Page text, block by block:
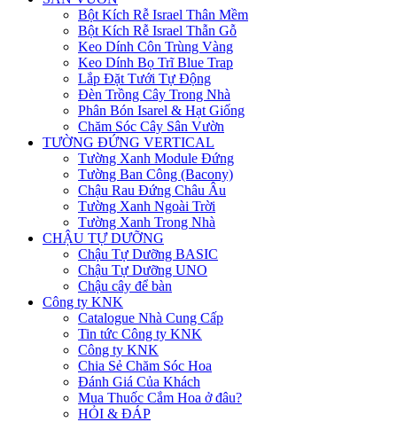
Bột Kích Rễ Israel Thân Mềm
Bột Kích Rễ Israel Thẫn Gỗ
Keo Dính Côn Trùng Vàng
Keo Dính Bọ Trĩ Blue Trap
Lắp Đặt Tưới Tự Động
Đèn Trồng Cây Trong Nhà
Phân Bón Isarel & Hạt Giống
Chăm Sóc Cây Sân Vườn
TƯỜNG ĐỨNG VERTICAL
Tường Xanh Module Đứng
Tường Ban Công (Bacony)
Chậu Rau Đứng Châu Âu
Tường Xanh Ngoài Trời
Tường Xanh Trong Nhà
CHẬU TỰ DƯỠNG
Chậu Tự Dưỡng BASIC
Chậu Tự Dưỡng UNO
Chậu cây để bàn
Công ty KNK
Catalogue Nhà Cung Cấp
Tin tức Công ty KNK
Công ty KNK
Chia Sẻ Chăm Sóc Hoa
Đánh Giá Của Khách
Mua Thuốc Cắm Hoa ở đâu?
HỎI & ĐÁP